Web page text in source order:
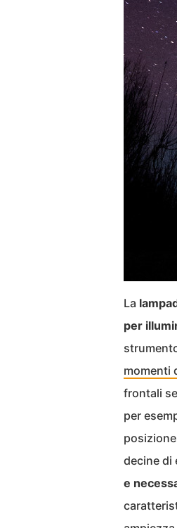
La
per
momenti
frontali
per
decine di
e